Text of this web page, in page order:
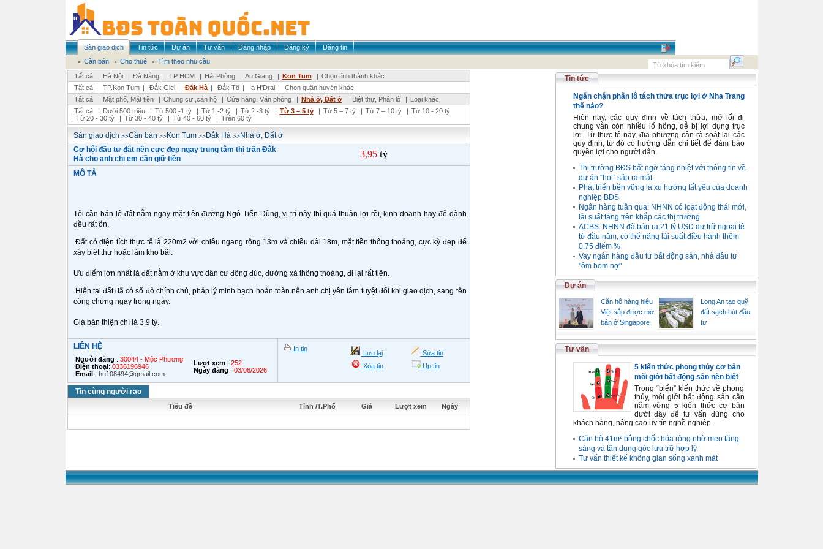
Sàn giao dịch Tin tức Dự án Tư vấn Đăng nhập Đăng ký
Đăng tin
Cần bán
Cho thuê
Tìm theo nhu cầu
Tất cả
| Hà Nội | Đà Nẵng | TP HCM | Hải Phòng | An Giang | Kon Tum | Chọn tỉnh thành khác
Tất cả | TP.Kon Tum | Đắk Glei | Đắk Hà | Đắk Tô | Ia H'Drai |
Chọn quận huyện khác
Tất cả
| Mặt phố, Mặt tiền | Chung cư ,căn hộ | Cửa hàng, Văn phòng | Nhà ở, Đất ở | Biệt thự, Phân lô | Loại khác
Tất cả
| Dưới 500 triệu | Từ 500 -1 tỷ | Từ 1 -2 tỷ | Từ 2 -3 tỷ | Từ 3 – 5 tỷ | Từ 5 – 7 tỷ | Từ 7 – 10 tỷ | Từ 10 - 20 tỷ
| Từ 20 - 30 tỷ | Từ 30 - 40 tỷ | Từ 40 - 60 tỷ | Trên 60 tỷ
Sàn giao dịch >>Cần bán >>Kon Tum>>Đắk Hà>>Nhà ở, Đất ở
Cơ hội đầu tư đất nền cực đẹp ngay trung tâm thị trấn Đắk
Hà cho anh chị em cần giữ tiền
3,95 tỷ
MÔ TẢ
Tôi cần bán lô đất nằm ngay mặt tiền đường Ngô Tiến Dũng, vị trí này thì quá thuận lợi rồi, kinh doanh hay để dành
đều rất ổn.
Đất có diện tích thực tế là 220m2 với chiều ngang rộng 13m và chiều dài 18m, mặt tiền thông thoáng, cực kỳ đẹp để
xây biệt thự hoặc làm kho bãi.
Ưu điểm lớn nhất là đất nằm ở khu vực dân cư đông đúc, đường xá thông thoáng, đi lại rất tiện.
Hiện tại đất đã có sổ đỏ chính chủ, pháp lý minh bạch hoàn toàn nên anh chị yên tâm tuyệt đối khi giao dịch, sang tên
công chứng ngay trong ngày.
Giá bán thiện chí là 3,9 tỷ.
LIÊN HỆ
Người đăng : 30044 - Mộc Phương
Điện thoại: 0336196946
Email: hn108494@gmail.com
Lượt xem: 252
Ngày đăng : 03/06/2026
In tin
Lưu lại
Sửa tin
Xóa tin
Up tin
Tin cùng người rao
Tiêu đề Tỉnh /T.Phố Giá Lượt xem Ngày
Tin tức
Ngăn chặn phân lô tách thửa trục lợi ở Nha Trang
thế nào?
Hiện nay, các quy định về tách thửa, mở lối đi
chung vẫn còn nhiều lổ hổng, dễ bị lợi dụng trục
lợi. Từ thực tế này, địa phương cần rà soát lại các
quy định, từ đó có hướng dẫn chi tiết để đảm bảo
quyền lợi cho người dân.
Thị trường BĐS bất ngờ tăng nhiệt với thông tin về
dự án “hot” sắp ra mắt
Phát triển bền vững là xu hướng tất yếu của doanh
nghiệp BĐS
Ngân hàng tuần qua: NHNN có loạt động thái mới,
lãi suất tăng trên khắp các thị trường
ACBS: NHNN đã bán ra 21 tỷ USD dự trữ ngoại tệ
từ đầu năm, có thể nâng lãi suất điều hành thêm
0,75 điểm %
Vay ngân hàng đầu tư bất động sản, nhà đầu tư
"ôm bom nợ"
Dự án
Căn hộ hàng hiệu
Việt sắp được mở
bán ở Singapore
Long An tạo quỹ
đất sạch hút đầu
tư
Tư vấn
5 kiến thức phong thủy cơ bản
môi giới bất động sản nên biết
Trong “biển” kiến thức về phong
thủy, môi giới bất động sản cần
nắm vững 5 kiến thức cơ bản
dưới đây để tư vấn đúng cho
khách hàng, nâng cao uy tín nghề nghiệp.
Căn hộ 41m² bỗng chốc hóa rộng nhờ mẹo tăng
sáng và tận dụng góc lưu trữ hợp lý
Tư vấn thiết kế không gian sống xanh mát